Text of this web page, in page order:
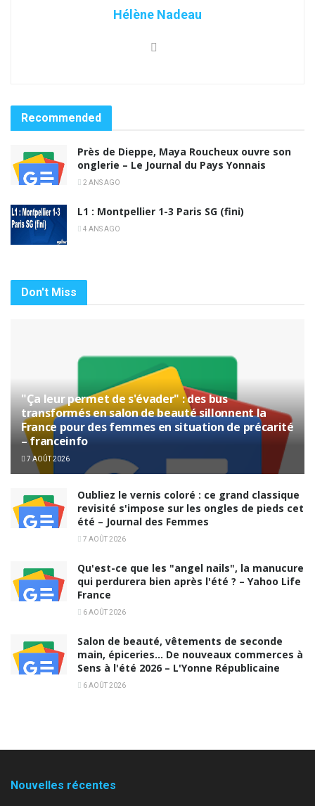
Hélène Nadeau
Recommended
Près de Dieppe, Maya Roucheux ouvre son
onglerie – Le Journal du Pays Yonnais
2 ANS AGO
L1 : Montpellier 1-3 Paris SG (fini)
4 ANS AGO
Don't Miss
"Ça leur permet de s'évader" : des bus
transformés en salon de beauté sillonnent la
France pour des femmes en situation de précarité
– franceinfo
7 AOÛT 2026
Oubliez le vernis coloré : ce grand classique
revisité s'impose sur les ongles de pieds cet
été – Journal des Femmes
7 AOÛT 2026
Qu'est-ce que les "angel nails", la manucure
qui perdurera bien après l'été ? – Yahoo Life
France
6 AOÛT 2026
Salon de beauté, vêtements de seconde
main, épiceries… De nouveaux commerces à
Sens à l'été 2026 – L'Yonne Républicaine
6 AOÛT 2026
Nouvelles récentes